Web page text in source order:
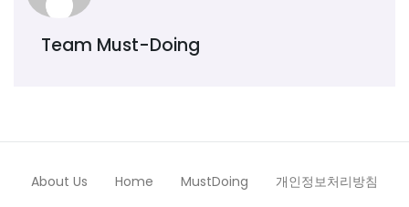
Team Must-Doing
About Us Home MustDoing 개인정보처리방침